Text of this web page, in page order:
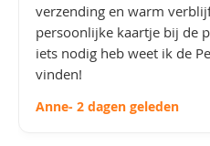
verzending en warm
persoonlijke kaartje bij de
iets nodig heb weet ik de
vinden!
Anne- 2 dagen geleden